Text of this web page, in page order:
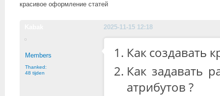
красивое оформление статей
2025-11-15 12:18
Members
Thanked:
48 tijden
Как создавать
Как задавать
атрибутов ?